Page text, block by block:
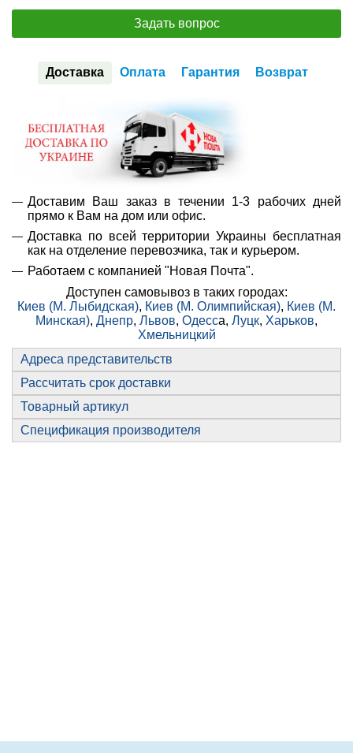
Задать вопрос
Доставка Оплата Гарантия Возврат
Доставим Ваш заказ в течении 1-3 рабочих дней
прямо к Вам на дом или офис.
Доставка по всей территории Украины бесплатная
как на отделение перевозчика, так и курьером.
Работаем с компанией "Новая Почта".
Доступен самовывоз в таких городах:
Киев (М. Лыбидская), Киев (М. Олимпийская), Киев (М.
Минская), Днепр, Львов, Одесса, Луцк, Харьков,
Хмельницкий
Адреса представительств
Рассчитать срок доставки
Товарный артикул
Спецификация производителя